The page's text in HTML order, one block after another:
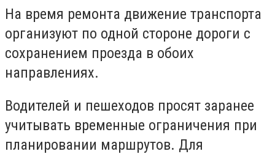
На время ремонта движение транспорта
организуют по одной стороне дороги с
сохранением проезда в обоих
направлениях.
Водителей и пешеходов просят заранее
учитывать временные ограничения при
планировании маршрутов. Для